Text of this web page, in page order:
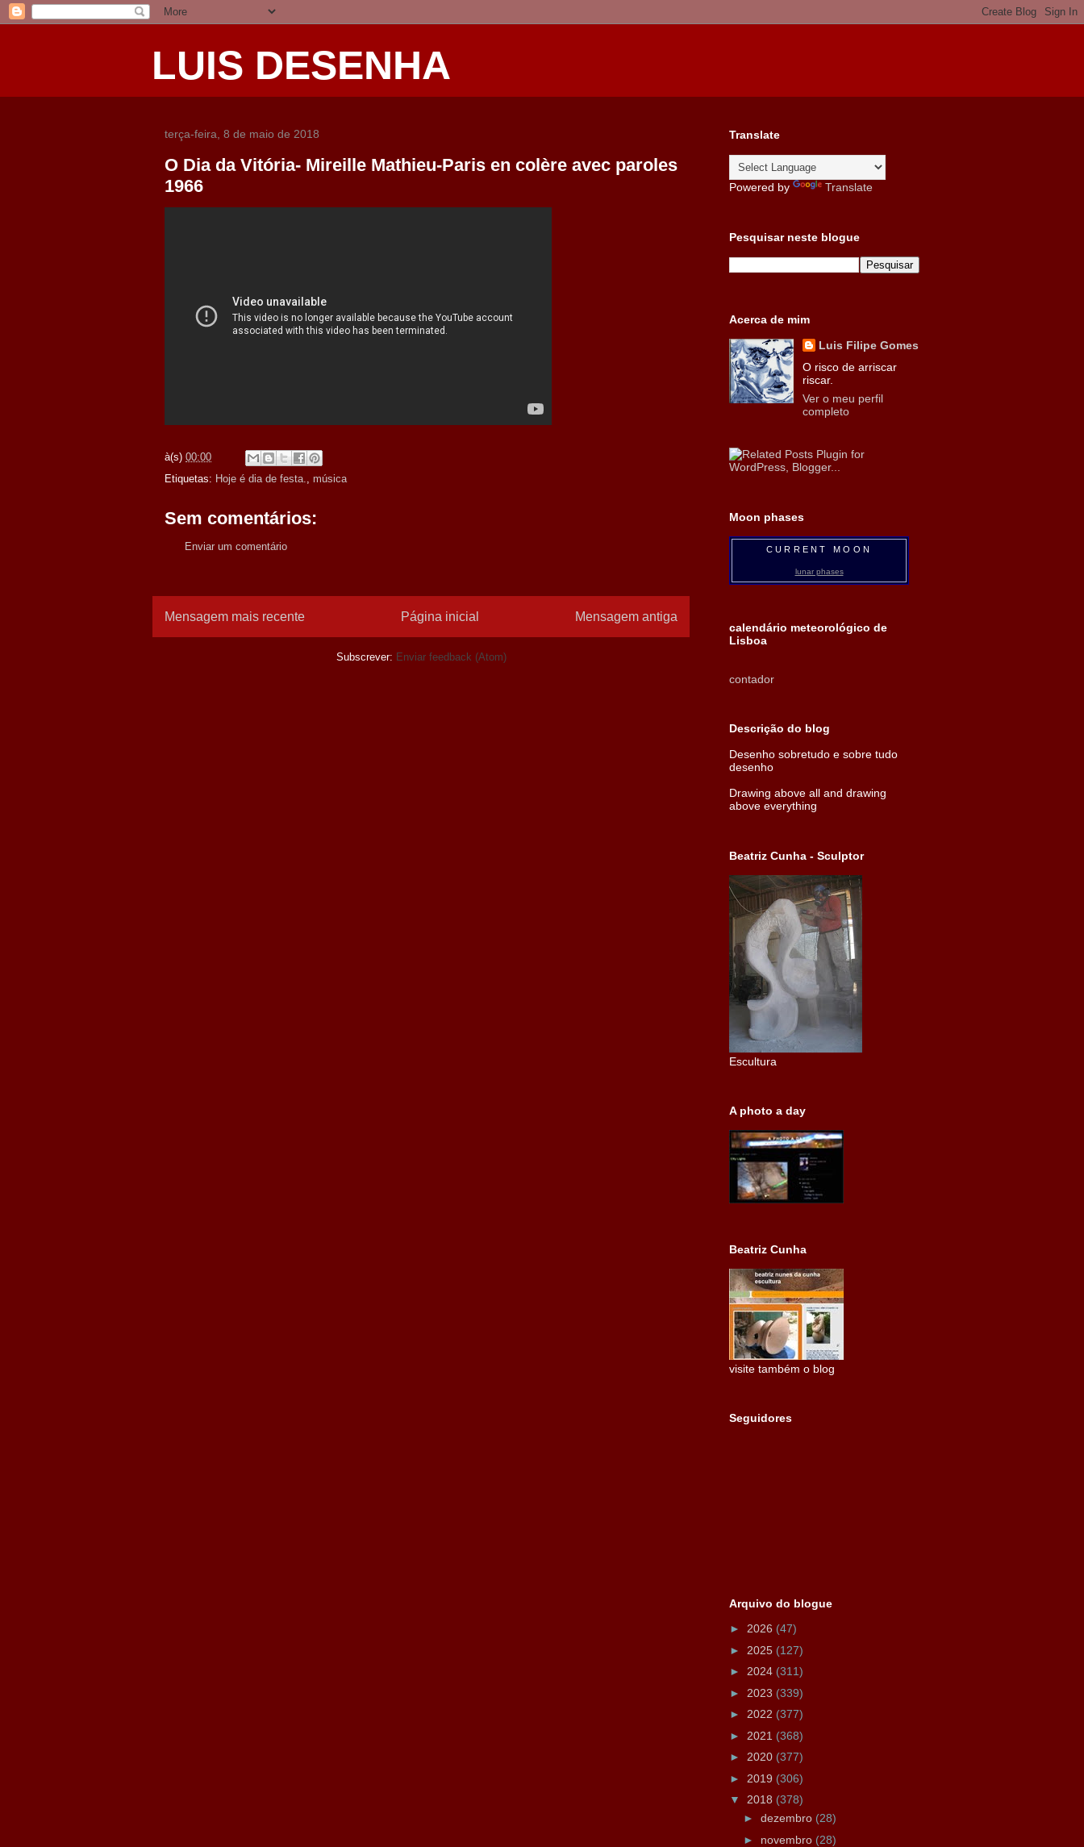
LUIS DESENHA
terça-feira, 8 de maio de 2018
O Dia da Vitória- Mireille Mathieu-Paris en colère avec paroles
1966
à(s) 00:00
Etiquetas: Hoje é dia de festa., música
Sem comentários:
Enviar um comentário
Mensagem mais recente Mensagem antiga
Página inicial
Subscrever: Enviar feedback (Atom)
Translate
Powered by Translate
Pesquisar neste blogue
Acerca de mim
Luis Filipe Gomes
O risco de arriscar
riscar.
Ver o meu perfil
completo
Moon phases
CURRENT MOON
lunar phases
calendário meteorológico de
Lisboa
contador
Descrição do blog
Desenho sobretudo e sobre tudo
desenho
Drawing above all and drawing
above everything
Beatriz Cunha - Sculptor
Escultura
A photo a day
Beatriz Cunha
visite também o blog
Seguidores
Arquivo do blogue
► 2026 (47)
► 2025 (127)
► 2024 (311)
► 2023 (339)
► 2022 (377)
► 2021 (368)
► 2020 (377)
► 2019 (306)
▼ 2018 (378)
► dezembro (28)
► novembro (28)